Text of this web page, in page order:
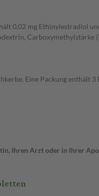
0,02 mg Ethinylestradiol
Carboxymethylstärke
Eine Packung enthält
Ihren Arzt oder in Ihrer